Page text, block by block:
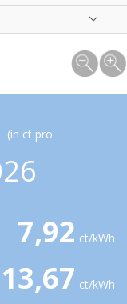
(in ct pro
7,92 ct/kWh
13,67 ct/kWh